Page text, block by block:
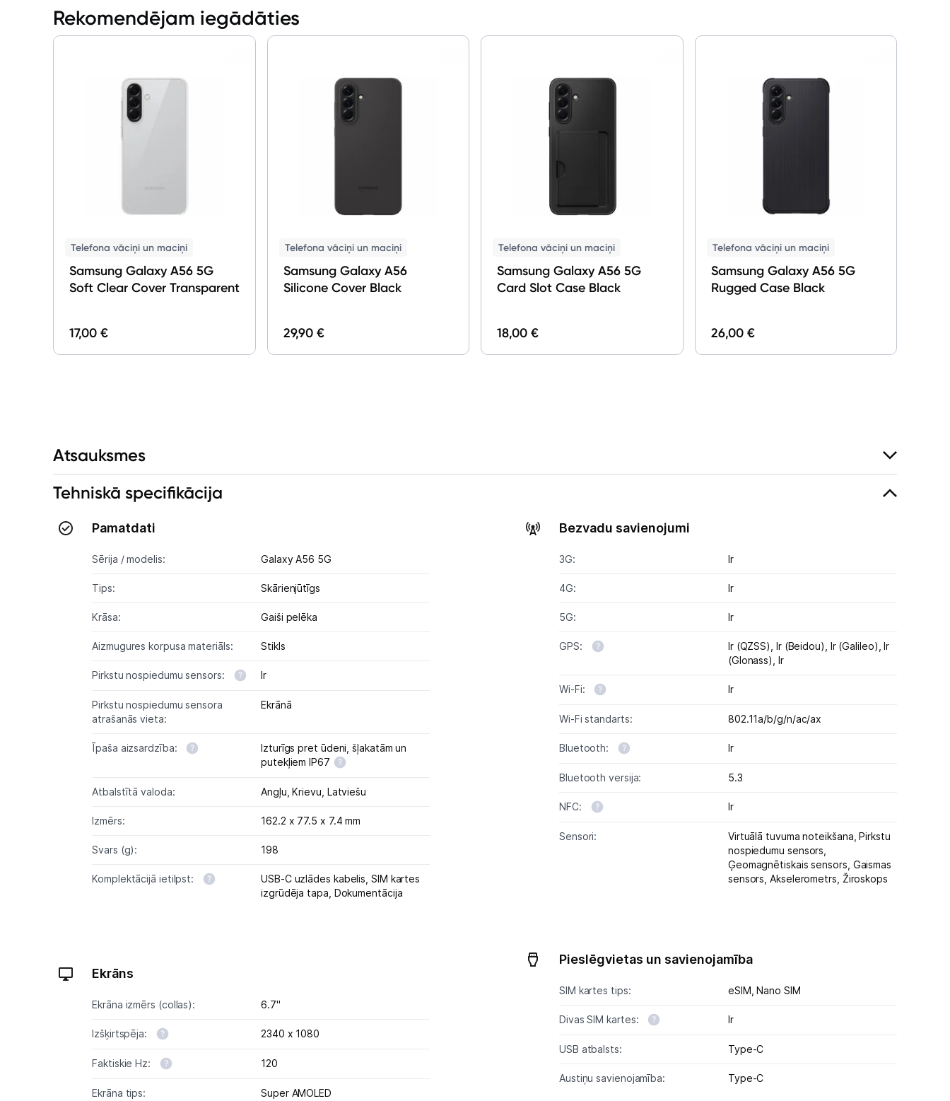
Piederumi
Viedierīces
Vēlmju saraksts
Rekomendējam iegādāties
Telefona vāciņi un maciņi
Samsung Galaxy A56 5G
Soft Clear Cover Transparent
17,00 €
Telefona vāciņi un maciņi
Samsung Galaxy A56
Silicone Cover Black
29,90 €
Telefona vāciņi un maciņi
Samsung Galaxy A56 5G
Card Slot Case Black
18,00 €
Telefona vāciņi un maciņi
Samsung Galaxy A56 5G
Rugged Case Black
26,00 €
Atsauksmes
Tehniskā specifikācija
Pamatdati
Sērija / modelis: Galaxy A56 5G
Tips: Skārienjūtīgs
Krāsa: Gaiši pelēka
Aizmugures korpusa materiāls: Stikls
Pirkstu nospiedumu sensors: Ir
Pirkstu nospiedumu sensora
atrašanās vieta:
Ekrānā
Īpaša aizsardzība:
Izturīgs pret ūdeni, šļakatām un
putekļiem IP67
Atbalstītā valoda: Angļu,Krievu, Latviešu
Izmērs: 162.2 x 77.5 x 7.4 mm
Svars (g): 198
Komplektācijā ietilpst: USB-C uzlādes kabelis,SIM kartes
izgrūdēja tapa, Dokumentācija
Ekrāns
Ekrāna izmērs (collas): 6.7"
Izšķirtspēja: 2340 x 1080
Faktiskie Hz: 120
Ekrāna tips: Super AMOLED
Bezvadu savienojumi
3G: Ir
4G: Ir
5G: Ir
GPS: Ir (QZSS), Ir (Beidou), Ir (Galileo),Ir
(Glonass), Ir
Wi-Fi: Ir
Wi-Fi standarts: 802.11a/b/g/n/ac/ax
Bluetooth: Ir
Bluetooth versija: 5.3
NFC: Ir
Sensori: Virtuālā tuvuma noteikšana,Pirkstu
nospiedumu sensors,
Ģeomagnētiskais sensors, Gaismas
sensors,Akselerometrs, Žiroskops
Pieslēgvietas un savienojamība
SIM kartes tips: eSIM,Nano SIM
Divas SIM kartes: Ir
USB atbalsts: Type-C
Austiņu savienojamība: Type-C